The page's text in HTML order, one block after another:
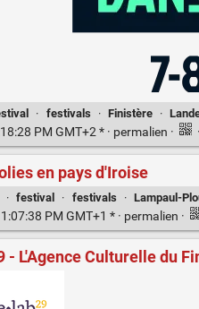
· festivals · Finistère ·
PM GMT+2 * · permalien · ·
en pays d'Iroise
· festival · festivals · Lampaul-
PM GMT+1 * · permalien ·
- L'Agence Culturelle du